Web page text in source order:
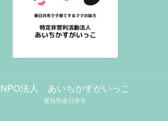
NPO法人 あいちかすがいっこ
愛知県春日井市